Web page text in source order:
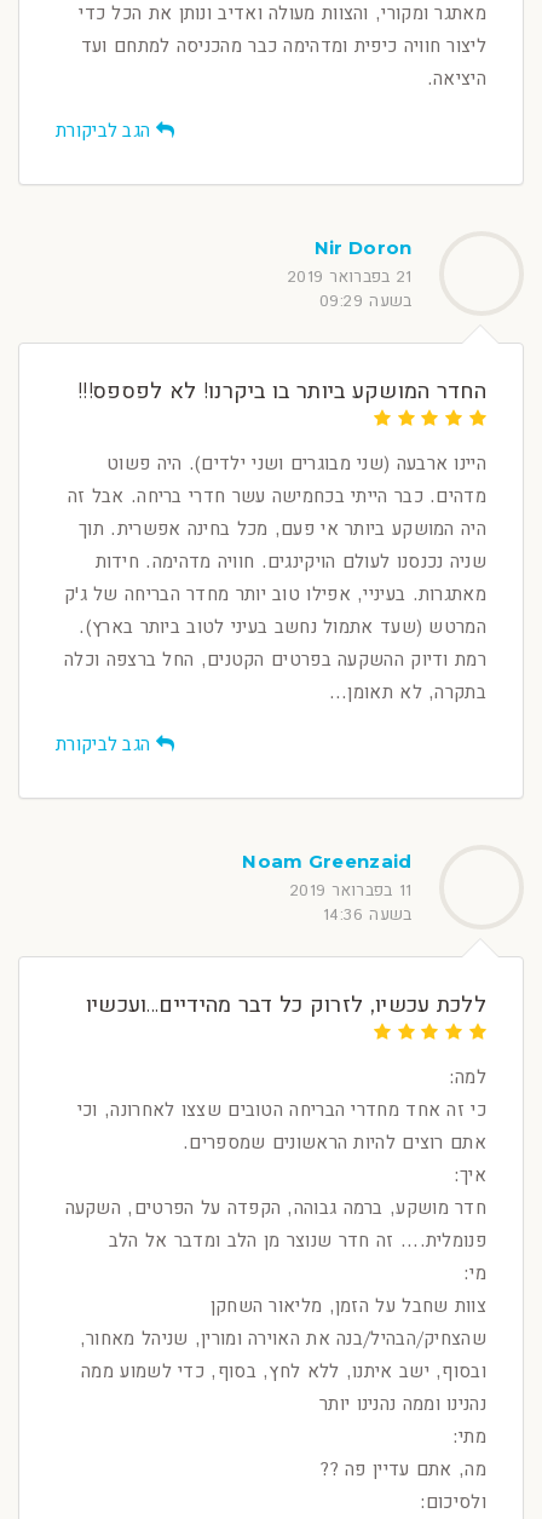
מאתגר ומקורי, והצוות מעולה ואדיב ונותן את הכל כדי
ליצור חוויה כיפית ומדהימה כבר מהכניסה למתחם ועד
היציאה.
הגב לביקורת
Nir Doron
21 בפברואר 2019
בשעה 09:29
החדר המושקע ביותר בו ביקרנו! לא לפספס!!!
היינו ארבעה (שני מבוגרים ושני ילדים). היה פשוט
מדהים. כבר הייתי בכחמישה עשר חדרי בריחה. אבל זה
היה המושקע ביותר אי פעם, מכל בחינה אפשרית. תוך
שניה נכנסנו לעולם הויקינגים. חוויה מדהימה. חידות
מאתגרות. בעיניי, אפילו טוב יותר מחדר הבריחה של ג'ק
המרטש (שעד אתמול נחשב בעיני לטוב ביותר בארץ).
רמת ודיוק ההשקעה בפרטים הקטנים, החל ברצפה וכלה
בתקרה, לא תאומן...
הגב לביקורת
Noam Greenzaid
11 בפברואר 2019
בשעה 14:36
ללכת עכשיו, לזרוק כל דבר מהידיים...ועכשיו
למה:
כי זה אחד מחדרי הבריחה הטובים שצצו לאחרונה, וכי
אתם רוצים להיות הראשונים שמספרים.
איך:
חדר מושקע, ברמה גבוהה, הקפדה על הפרטים, השקעה
פנומלית.... זה חדר שנוצר מן הלב ומדבר אל הלב
מי:
צוות שחבל על הזמן, מליאור השחקן
שהצחיק/הבהיל/בנה את האוירה ומורין, שניהל מאחור,
ובסוף, ישב איתנו, ללא לחץ, בסוף, כדי לשמוע ממה
נהנינו וממה נהנינו יותר
מתי:
מה, אתם עדיין פה ??
ולסיכום: